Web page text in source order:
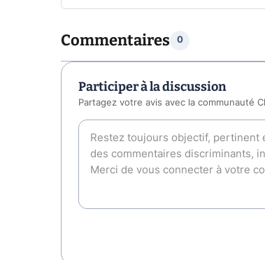
Commentaires 0
Participer à la discussion
Partagez votre avis avec la communauté